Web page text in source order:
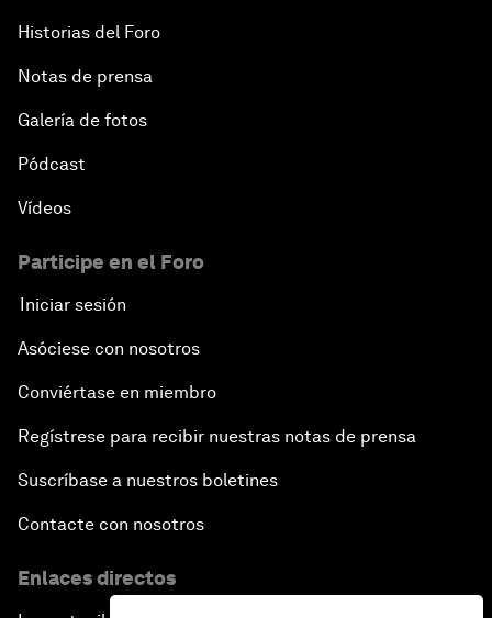
Historias del Foro
Notas de prensa
Galería de fotos
Pódcast
Vídeos
Participe en el Foro
Iniciar sesión
Asóciese con nosotros
Conviértase en miembro
Regístrese para recibir nuestras notas de prensa
Suscríbase a nuestros boletines
Contacte con nosotros
Enlaces directos